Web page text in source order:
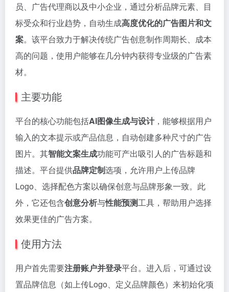
员、广告代理商以及中小企业，通过分析品牌元素、目
标受众和行业趋势，自动生成高度优化的广告图片和文
案。该平台致力于解决传统广告创意制作周期长、成本
高的问题，使用户能够在几分钟内获得专业级的广告素
材。
主要功能
平台的核心功能包括AI图像生成与设计，能够根据用户
输入的文本提示或产品信息，自动创建多种尺寸的广告
图片。其智能文案生成功能可产出吸引人的广告标题和
描述。平台提供品牌定制选项，允许用户上传品牌
Logo、选择配色方案以确保创意与品牌形象一致。此
外，它还包含创意分析与性能预测工具，帮助用户选择
效果更佳的广告方案。
使用方法
用户首先需要注册账户并登录平台。进入后，可通过设
置品牌信息（如上传Logo、定义品牌颜色）来初始化项